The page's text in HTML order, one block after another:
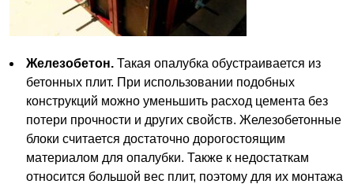
Железобетон. Такая опалубка обустраивается из
бетонных плит. При использовании подобных
конструкций можно уменьшить расход цемента без
потери прочности и других свойств. Железобетонные
блоки считается достаточно дорогостоящим
материалом для опалубки. Также к недостаткам
относится большой вес плит, поэтому для их монтажа